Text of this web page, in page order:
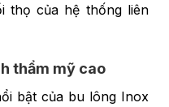
thọ của hệ thống liên
thẩm mỹ cao
bật của bu lông Inox